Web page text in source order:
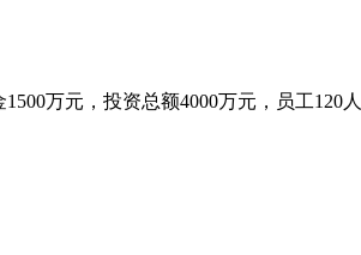
万元，投资总额4000万元，员工120